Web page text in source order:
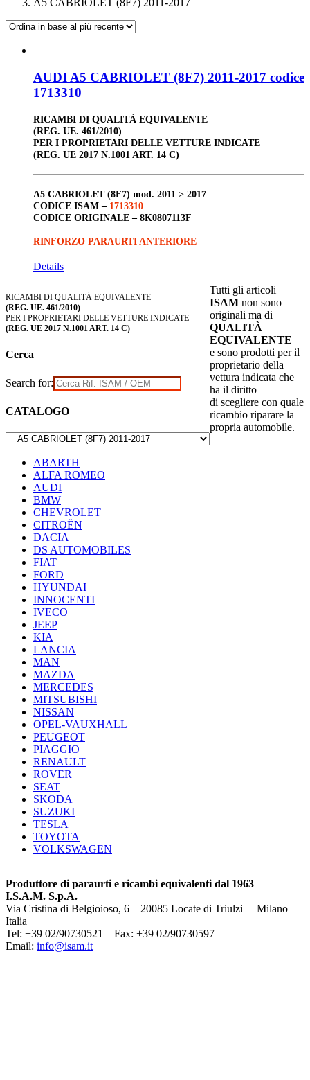
AUDI A5 CABRIOLET (8F7) 2011-2017 codice
1713310
RICAMBI DI QUALITÀ EQUIVALENTE
(REG. UE. 461/2010)
PER I PROPRIETARI DELLE VETTURE INDICATE
(REG. UE 2017 N.1001 ART. 14 C)
A5 CABRIOLET (8F7) mod. 2011 > 2017
CODICE ISAM – 1713310
CODICE ORIGINALE – 8K0807113F
RINFORZO PARAURTI ANTERIORE
Details
RICAMBI DI QUALITÀ EQUIVALENTE
(REG. UE. 461/2010)
PER I PROPRIETARI DELLE VETTURE INDICATE
(REG. UE 2017 N.1001 ART. 14 C)
Cerca
Search for:
CATALOGO
ABARTH
ALFA ROMEO
AUDI
BMW
CHEVROLET
CITROËN
DACIA
DS AUTOMOBILES
FIAT
FORD
HYUNDAI
INNOCENTI
IVECO
JEEP
KIA
LANCIA
MAN
MAZDA
MERCEDES
MITSUBISHI
NISSAN
OPEL-VAUXHALL
PEUGEOT
PIAGGIO
RENAULT
ROVER
SEAT
SKODA
SUZUKI
TESLA
TOYOTA
VOLKSWAGEN
Tutti gli articoli
ISAM non sono
originali ma di
QUALITÀ
EQUIVALENTE
e sono prodotti per il
proprietario della
vettura indicata che
ha il diritto
di scegliere con quale
ricambio riparare la
propria automobile.
Produttore di paraurti e ricambi equivalenti dal 1963
I.S.A.M. S.p.A.
Via Cristina di Belgioioso, 6 – 20085 Locate di Triulzi – Milano –
Italia
Tel: +39 02/90730521 – Fax: +39 02/90730597
Email: info@isam.it